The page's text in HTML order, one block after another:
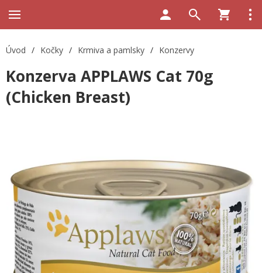
Úvod / Kočky / Krmiva a pamlsky / Konzervy
Konzerva APPLAWS Cat 70g
(Chicken Breast)